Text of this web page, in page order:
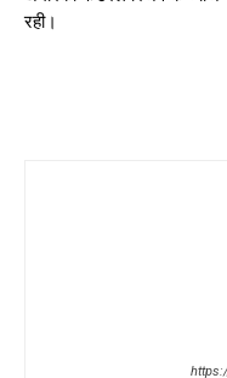
रही।